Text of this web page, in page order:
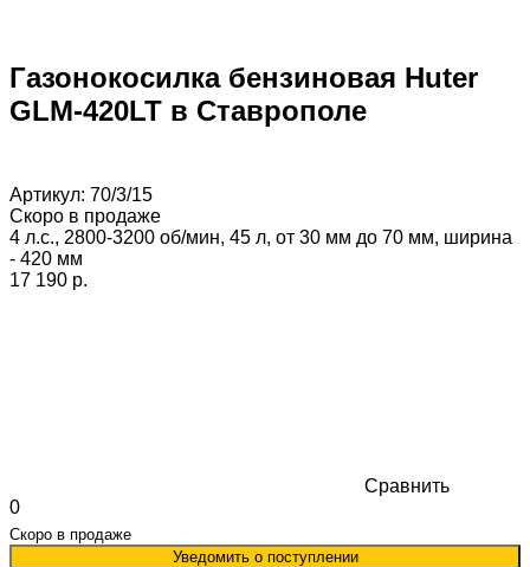
Газонокосилка бензиновая Huter
GLM-420LT в Ставрополе
Артикул: 70/3/15
Скоро в продаже
4 л.с., 2800-3200 об/мин, 45 л, от 30 мм до 70 мм, ширина
- 420 мм
17 190 p.
Сравнить
0
Скоро в продаже
Уведомить о поступлении